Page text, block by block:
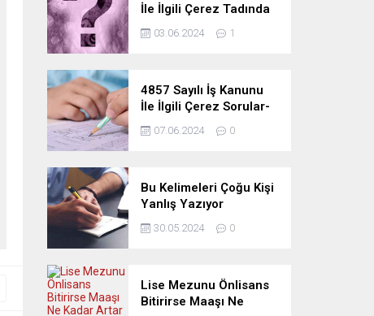
İle İlgili Çerez Tadında
Deneme Sınavı
03.06.2024 1
4857 Sayılı İş Kanunu
İle İlgili Çerez Sorular-
Deneme Sınavı
07.06.2024 0
Bu Kelimeleri Çoğu Kişi
Yanlış Yazıyor
30.05.2024 0
Lise Mezunu Önlisans
Bitirirse Maaşı Ne